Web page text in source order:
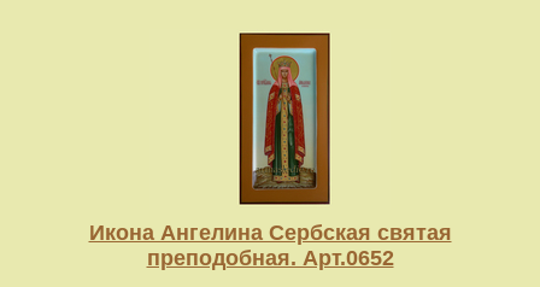
Икона Ангелина Сербская святая
преподобная. Арт.0652